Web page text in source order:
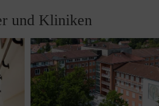
und Kliniken